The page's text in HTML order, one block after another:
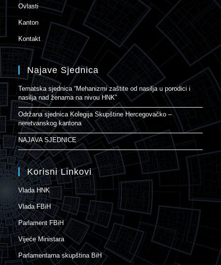
Ovlasti
Kanton
Kontakt
Najave Sjednica
Tematska sjednica “Mehanizmi zaštite od nasilja u porodici i
nasilja nad ženama na nivou HNK”
Održana sjednica Kolegija Skupštine Hercegovačko –
neretvanskog kantona
NAJAVA SJEDNICE
Korisni Linkovi
Vlada HNK
Vlada FBiH
Parlament FBiH
Vijeće Ministara
Parlamentarna skupština BiH